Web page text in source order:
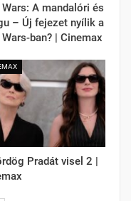
A mandalóri és
– Új fejezet nyílik a
ban? | Cinemax
Pradát visel 2 |